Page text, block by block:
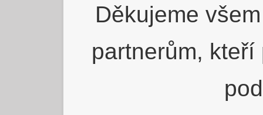
Děkujeme
partnerům,